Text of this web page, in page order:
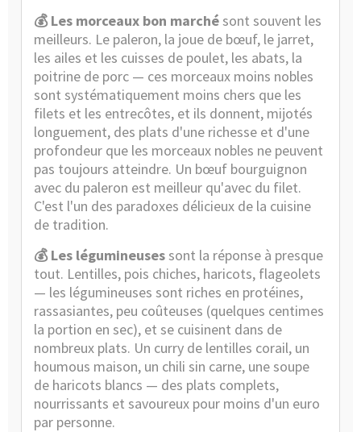
💰 Les morceaux bon marchésont souvent les
meilleurs. Le paleron, la joue de bœuf, le jarret,
les ailes et les cuisses de poulet, les abats, la
poitrine de porc — ces morceaux moins nobles
sont systématiquement moins chers que les
filets et les entrecôtes, et ils donnent, mijotés
longuement, des plats d'une richesse et d'une
profondeur que les morceaux nobles ne peuvent
pas toujours atteindre. Un bœuf bourguignon
avec du paleron est meilleur qu'avec du filet.
C'est l'un des paradoxes délicieux de la cuisine
de tradition.
💰 Les légumineusessont la réponse à presque
tout. Lentilles, pois chiches, haricots, flageolets
— les légumineuses sont riches en protéines,
rassasiantes, peu coûteuses (quelques centimes
la portion en sec), et se cuisinent dans de
nombreux plats. Un curry de lentilles corail, un
houmous maison, un chili sin carne, une soupe
de haricots blancs — des plats complets,
nourrissants et savoureux pour moins d'un euro
par personne.